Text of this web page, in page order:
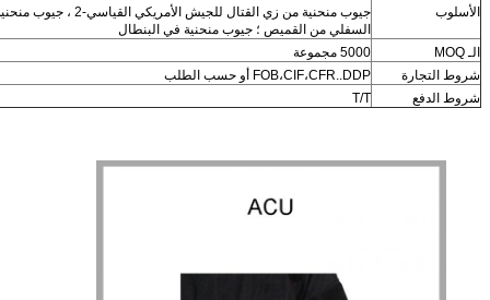
جيوب منحنية من زي القتال للجيش الأمريكي القياسي-2 ، جيوب منحنية في الجزء
السفلي من القميص ؛ جيوب منحنية في البنطال
5000 مجموعة
FOB،CIF،CFR..DDP أو حسب الطلب
T/T